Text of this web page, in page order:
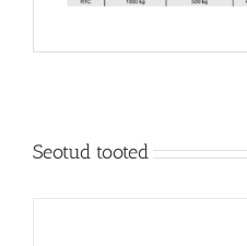
Seotud tooted